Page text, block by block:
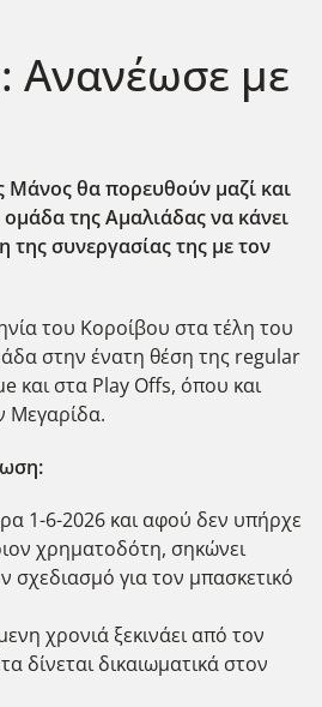
Ανανέωσε με
Μάνος θα πορευθούν μαζί και
της Αμαλιάδας να κάνει
συνεργασίας της με τον
του Κοροίβου στα τέλη του
στην ένατη θέση της regular
και στα Play Offs, όπου και
Μεγαρίδα.
1-6-2026 και αφού δεν υπήρχε
χρηματοδότη, σηκώνει
σχεδιασμό για τον μπασκετικό
χρονιά ξεκινάει από τον
δίνεται δικαιωματικά στον